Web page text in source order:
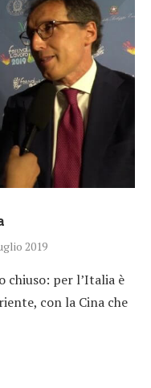
2019
chiuso: per l’Italia è
con la Cina che